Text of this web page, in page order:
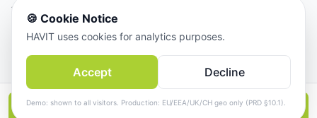
📱앱에서 더 보기
Terms
AI 보조 리서치, 사람이 검토한 콘텐츠.
🍪 Cookie Notice
HAVIT uses cookies for analytics purposes.
Accept Decline
Demo: shown to all visitors. Production: EU/EEA/UK/CH geo only (PRD §10.1).